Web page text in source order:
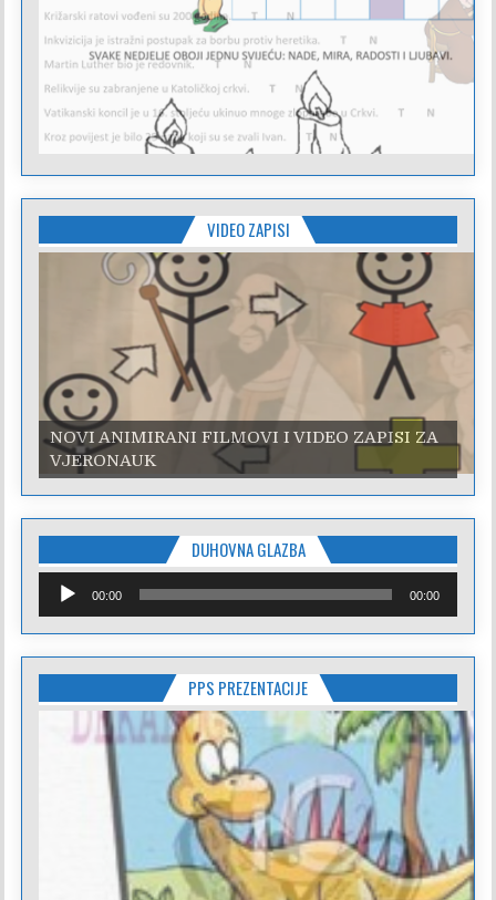
VIDEO ZAPISI
NOVI ANIMIRANI FILMOVI I VIDEO ZAPISI ZA
VJERONAUK
DUHOVNA GLAZBA
Reproduktor
audiozapisa
00:00 00:00
PPS PREZENTACIJE